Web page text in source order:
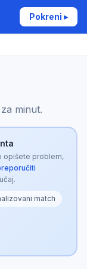
Pokreni ▸
minut.
opišete problem,
match